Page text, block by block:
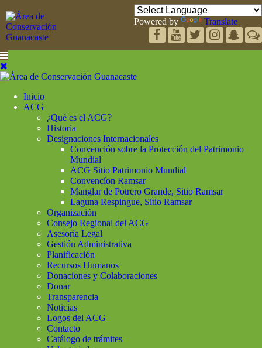
Powered by Translate
Inicio
ACG
¿Qué es el ACG?
Historia
Designaciones Internacionales
Convención sobre la Protección del Patrimonio
Mundial
ACG Sitio Patrimonio Mundial
Convencíon Ramsar
Manglar de Potrero Grande, Sitio Ramsar
Laguna Respingue, Sitio Ramsar
Organización
Consejo Regional del ACG
Asesoría Legal
Gestión Administrativa
Planificación
Recursos Humanos
Donaciones y Colaboraciones
Donar
Transparencia
Noticias
Logos del ACG
Contacto
Catálogo de trámites